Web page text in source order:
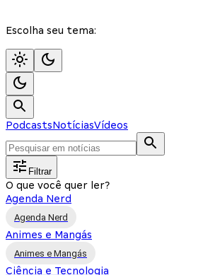
Escolha seu tema:
PodcastsNotíciasVídeos
Filtrar
O que você quer ler?
Agenda Nerd
Agenda Nerd
Animes e Mangás
Animes e Mangás
Ciência e Tecnologia